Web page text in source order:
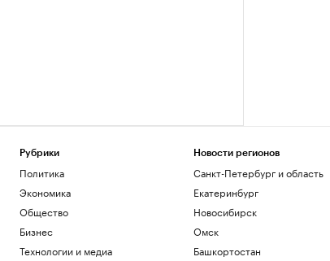
Рубрики
Политика
Экономика
Общество
Бизнес
Технологии и медиа
Новости регионов
Санкт-Петербург и область
Екатеринбург
Новосибирск
Омск
Башкортостан